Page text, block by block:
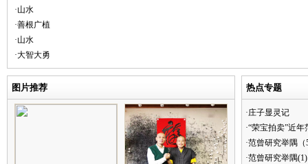
·山水
·善根广植
·山水
·大智大勇
图片推荐 热点专题
·庄子显灵记
·“荣宝拍卖”近
·范曾研究举隅（
·范曾研究举隅(1)